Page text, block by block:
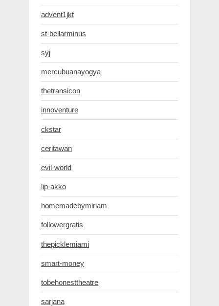
advent1jkt
st-bellarminus
syj
mercubuanayogya
thetransicon
innoventure
ckstar
ceritawan
evil-world
lip-akko
homemadebymiriam
followergratis
thepicklemiami
smart-money
tobehonesttheatre
sarjana